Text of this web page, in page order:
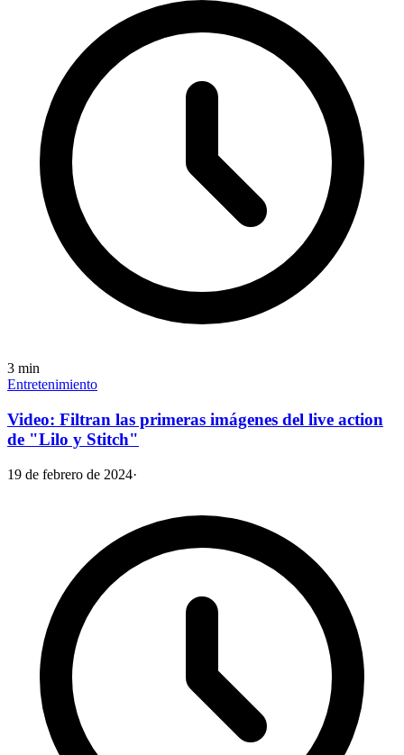
3 min
Entretenimiento
Video: Filtran las primeras imágenes del live action
de "Lilo y Stitch"
19 de febrero de 2024·